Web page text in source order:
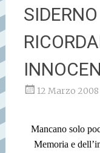
12 Marzo 2008
Mancano solo
Memoria e